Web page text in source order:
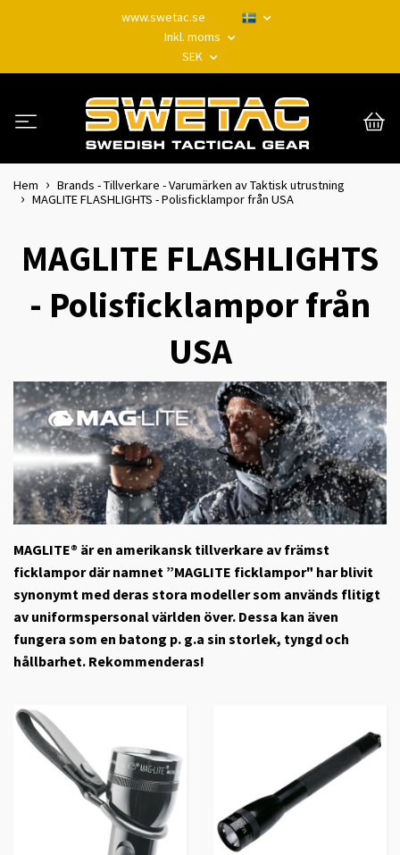
www.swetac.se
Inkl. moms
SEK
Hem
Brands - Tillverkare - Varumärken av Taktisk utrustning
MAGLITE FLASHLIGHTS - Polisficklampor från USA
MAGLITE FLASHLIGHTS
- Polisficklampor från
USA
MAGLITE® är en amerikansk tillverkare av främst
ficklampor där namnet ”MAGLITE ficklampor" har blivit
synonymt med deras stora modeller som används flitigt
av uniformspersonal världen över. Dessa kan även
fungera som en batong p. g.a sin storlek, tyngd och
hållbarhet. Rekommenderas!